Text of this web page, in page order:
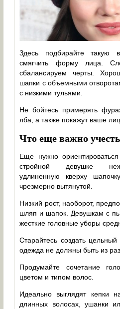
Здесь подбирайте такую
смягчить форму лица.
сбалансируем черты.
шапки с объемными
с низкими тульями.
Не бойтесь примерять
лба, а также покажут ваше
Что еще важно учесть
Еще нужно
стройной девушке
удлиненную кверху
чрезмерно вытянутой.
Низкий рост, наоборот,
шляп и шапок. Девушкам с
жесткие головные уборы
Старайтесь создать
одежда не должны быть из
Продумайте сочетание
цветом и типом волос.
Идеально выглядят кепки
длинных волосах, ушанки